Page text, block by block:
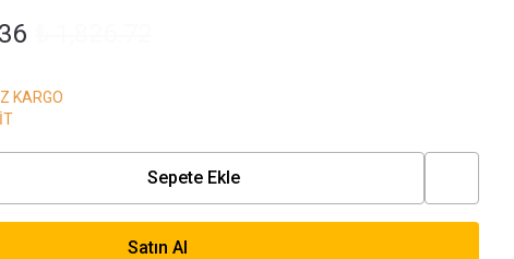
KARGO
Sepete Ekle
Satın Al